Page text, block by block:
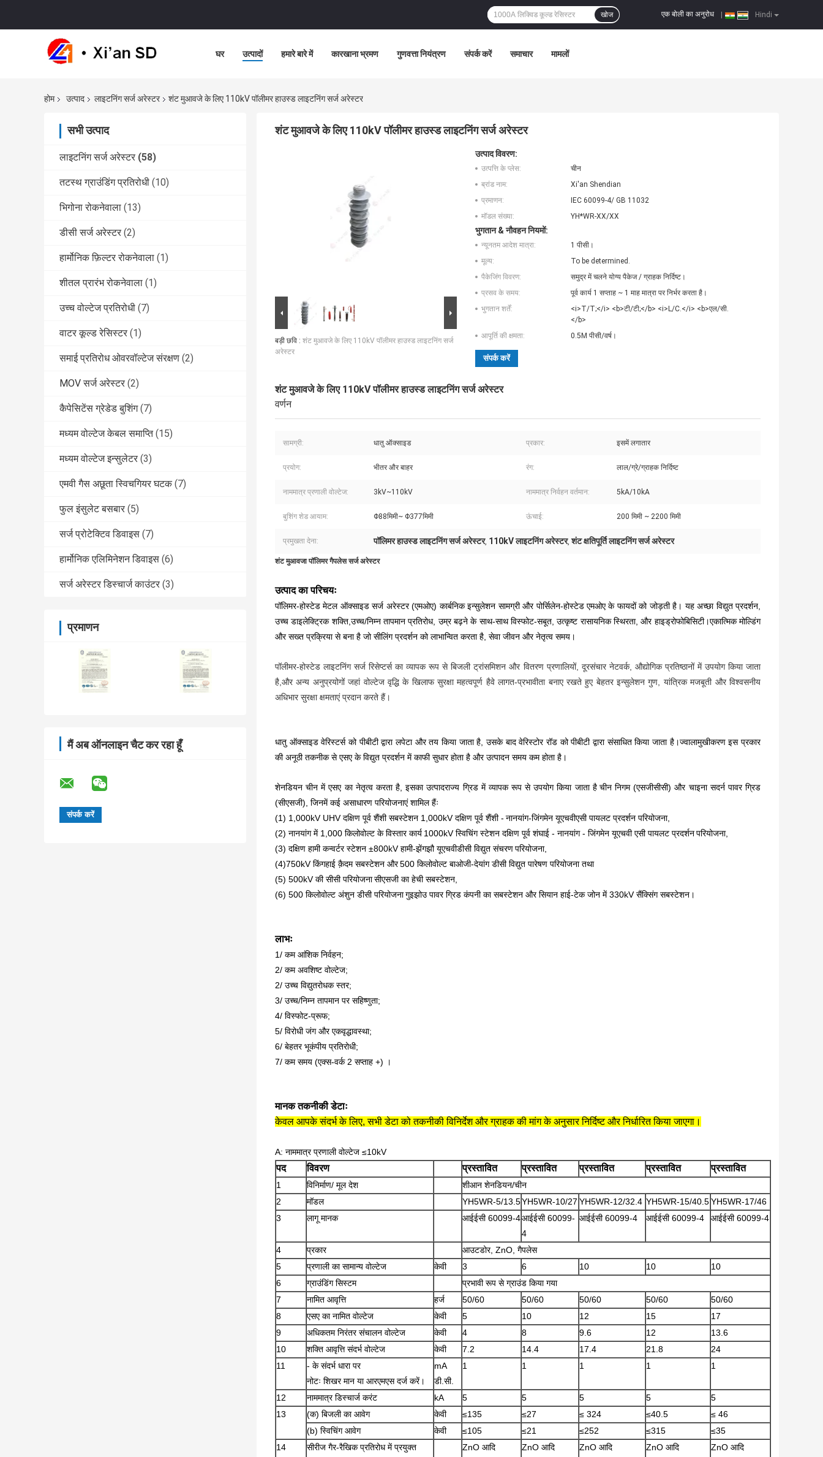
Hindi
एक बोली का अनुरोध
खोज
घर उत्पादों हमारे बारे में कारखाना भ्रमण गुणवत्ता नियंत्रण संपर्क करें समाचार मामलों
होम उत्पाद लाइटनिंग सर्ज अरेस्टर शंट मुआवजे के लिए 110kV पॉलीमर हाउस्ड लाइटनिंग सर्ज अरेस्टर
सभी उत्पाद
लाइटनिंग सर्ज अरेस्टर (58)
तटस्थ ग्राउंडिंग प्रतिरोधी (10)
भिगोना रोकनेवाला (13)
डीसी सर्ज अरेस्टर (2)
हार्मोनिक फ़िल्टर रोकनेवाला (1)
शीतल प्रारंभ रोकनेवाला (1)
उच्च वोल्टेज प्रतिरोधी (7)
वाटर कूल्ड रेसिस्टर (1)
समाई प्रतिरोध ओवरवॉल्टेज संरक्षण (2)
MOV सर्ज अरेस्टर (2)
कैपेसिटेंस ग्रेडेड बुशिंग (7)
मध्यम वोल्टेज केबल समाप्ति (15)
मध्यम वोल्टेज इन्सुलेटर (3)
एमवी गैस अछूता स्विचगियर घटक (7)
फुल इंसुलेट बसबार (5)
सर्ज प्रोटेक्टिव डिवाइस (7)
हार्मोनिक एलिमिनेशन डिवाइस (6)
सर्ज अरेस्टर डिस्चार्ज काउंटर (3)
प्रमाणन
मैं अब ऑनलाइन चैट कर रहा हूँ
शंट मुआवजे के लिए 110kV पॉलीमर हाउस्ड लाइटनिंग सर्ज अरेस्टर
बड़ी छवि : शंट मुआवजे के लिए 110kV पॉलीमर हाउस्ड लाइटनिंग सर्ज
अरेस्टर
उत्पाद विवरण:
उत्पत्ति के प्लेस:
चीन
ब्रांड नाम:
Xi'an Shendian
प्रमाणन:
IEC 60099-4/ GB 11032
मॉडल संख्या:
YH*WR-XX/XX
भुगतान & नौवहन नियमों:
न्यूनतम आदेश मात्रा:
1 पीसी।
मूल्य:
To be determined.
पैकेजिंग विवरण:
समुद्र में चलने योग्य पैकेज / ग्राहक निर्दिष्ट।
प्रसव के समय:
पूर्व कार्य 1 सप्ताह ~ 1 माह मात्रा पर निर्भर करता है।
भुगतान शर्तें:
<i>T/T;</i> <b>टी/टी;</b> <i>L/C.</i> <b>एल/सी.
</b>
आपूर्ति की क्षमता:
0.5M पीसी/वर्ष।
संपर्क करें
शंट मुआवजे के लिए 110kV पॉलीमर हाउस्ड लाइटनिंग सर्ज अरेस्टर
वर्णन
सामग्री: धातु ऑक्साइड प्रकार: इसमें लगातार
प्रयोग: भीतर और बाहर रंग: लाल/ग्रे/ग्राहक निर्दिष्ट
नाममात्र प्रणाली वोल्टेज: 3kV~110kV नाममात्र निर्वहन वर्तमान: 5kA/10kA
बुशिंग शेड आयाम: Φ88मिमी~ Φ377मिमी ऊंचाई: 200 मिमी ~ 2200 मिमी
प्रमुखता देना: पॉलिमर हाउस्ड लाइटनिंग सर्ज अरेस्टर, 110kV लाइटनिंग अरेस्टर,शंट क्षतिपूर्ति लाइटनिंग सर्ज अरेस्टर
शंट मुआवजा पॉलिमर गैपलेस सर्ज अरेस्टर
उत्पाद का परिचयः
पॉलिमर-होस्टेड मेटल ऑक्साइड सर्ज अरेस्टर (एमओए) कार्बनिक इन्सुलेशन सामग्री और पोर्सिलेन-होस्टेड एमओए के फायदों को जोड़ती है। यह अच्छा विद्युत प्रदर्शन,
उच्च डाइलेक्ट्रिक शक्ति,उच्च/निम्न तापमान प्रतिरोध, उम्र बढ़ने के साथ-साथ विस्फोट-सबूत, उत्कृष्ट रासायनिक स्थिरता, और हाइड्रोफोबिसिटी।एकात्मिक मोल्डिंग
और सख्त प्रक्रिया से बना है जो सीलिंग प्रदर्शन को लाभान्वित करता है, सेवा जीवन और नेतृत्व समय।
पॉलीमर-होस्टेड लाइटनिंग सर्ज रिसेप्टर्स का व्यापक रूप से बिजली ट्रांसमिशन और वितरण प्रणालियों, दूरसंचार नेटवर्क, औद्योगिक प्रतिष्ठानों में उपयोग किया जाता
है,और अन्य अनुप्रयोगों जहां वोल्टेज वृद्धि के खिलाफ सुरक्षा महत्वपूर्ण हैवे लागत-प्रभावीता बनाए रखते हुए बेहतर इन्सुलेशन गुण, यांत्रिक मजबूती और विश्वसनीय
अधिभार सुरक्षा क्षमताएं प्रदान करते हैं।
धातु ऑक्साइड वेरिस्टर्स को पीबीटी द्वारा लपेटा और तय किया जाता है, उसके बाद वेरिस्टोर रॉड को पीबीटी द्वारा संसाधित किया जाता है।ज्वालामुखीकरण इस प्रकार
की अनूठी तकनीक से एसए के विद्युत प्रदर्शन में काफी सुधार होता है और उत्पादन समय कम होता है।
शेनडियन चीन में एसए का नेतृत्व करता है, इसका उत्पादराज्य ग्रिड में व्यापक रूप से उपयोग किया जाता है चीन निगम (एसजीसीसी) और चाइना सदर्न पावर ग्रिड
(सीएसजी), जिनमें कई असाधारण परियोजनाएं शामिल हैंः
(1) 1,000kV UHV दक्षिण पूर्व शैंशी सबस्टेशन 1,000kV दक्षिण पूर्व शैंशी - नानयांग-जिंगमेन यूएचवीएसी पायलट प्रदर्शन परियोजना,
(2) नानयांग में 1,000 किलोवोल्ट के विस्तार कार्य 1000kV स्विचिंग स्टेशन दक्षिण पूर्व शंघाई - नानयांग - जिंगमेन यूएचवी एसी पायलट प्रदर्शनपरियोजना,
(3) दक्षिण हामी कन्वर्टर स्टेशन ±800kV हामी-झेंगझौ यूएचवीडीसी विद्युत संचरणपरियोजना,
(4)750kV किंगहाई क़ैदम सबस्टेशन और500 किलोवोल्ट बाओजी-देयांग डीसी विद्युत पारेषण परियोजना तथा
(5) 500kV की सीसी परियोजनासीएसजी का हेची सबस्टेशन,
(6) 500 किलोवोल्ट अंशुन डीसी परियोजनागुइझोउ पावर ग्रिड कंपनी का सबस्टेशन और सियान हाई-टेक जोन में 330kV सैंक्सिंग सबस्टेशन।
लाभः
1/ कम आंशिक निर्वहन;
2/ कम अवशिष्ट वोल्टेज;
2/ उच्च विद्युतरोधक स्तर;
3/ उच्च/निम्न तापमान पर सहिष्णुता;
4/ विस्फोट-प्रूफ;
5/ विरोधी जंग और एकवृद्धावस्था;
6/ बेहतर भूकंपीय प्रतिरोधी;
7/ कम समय (एक्स-वर्क 2 सप्ताह +) ।
मानक तकनीकी डेटाः
केवल आपके संदर्भ के लिए, सभी डेटा को तकनीकी विनिर्देश और ग्राहक की मांग के अनुसार निर्दिष्ट और निर्धारित किया जाएगा।
A: नाममात्र प्रणाली वोल्टेज ≤10kV
पद विवरण प्रस्तावित प्रस्तावित प्रस्तावित प्रस्तावित प्रस्तावित
1 विनिर्माण/ मूल देश
शीआन शेनडियन/चीन
2
मॉडल YH5WR-5/13.5YH5WR-10/27 YH5WR-12/32.4 YH5WR-15/40.5YH5WR-17/46
3
लागू मानक आईईसी 60099-4आईईसी 60099-
4
आईईसी 60099-4 आईईसी 60099-4 आईईसी 60099-4
4 प्रकार
आउटडोर, ZnO, गैपलेस
5
प्रणाली का सामान्य वोल्टेज केवी 3 6 10 10
10
6
ग्राउंडिंग सिस्टम
प्रभावी रूप से ग्राउंड किया गया
7
नामित आवृत्ति हर्ज 50/60 50/60 50/60 50/60
50/60
8
एसए का नामित वोल्टेज केवी 5 10 12 15
17
9
अधिकतम निरंतर संचालन वोल्टेज केवी 4 8 9.6 12
13.6
10
शक्ति आवृत्ति संदर्भ वोल्टेज केवी 7.2 14.4 17.4 21.8
24
11
- के संदर्भ धारा पर
नोटः शिखर मान या आरएमएस दर्ज करें।
mA
डी.सी.
1 1 1 1 1
12 नाममात्र डिस्चार्ज करंट kA 5 5 5 5
5
13
(क) बिजली का आवेग केवी ≤135 ≤27 ≤ 324 ≤40.5
≤ 46
(b) स्विचिंग आवेग
केवी ≤105 ≤21 ≤252 ≤315
≤35
14
सीरीज गैर-रैखिक प्रतिरोध में प्रयुक्त
ZnO आदि ZnO आदि ZnO आदि ZnO आदि ZnO आदि